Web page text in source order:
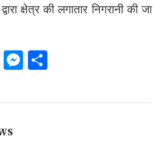
क्षेत्र की लगातार निगरानी की जा
Telegram
Messenger